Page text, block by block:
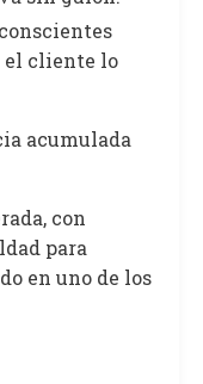
el cliente lo
acumulada
con
para
en uno de los